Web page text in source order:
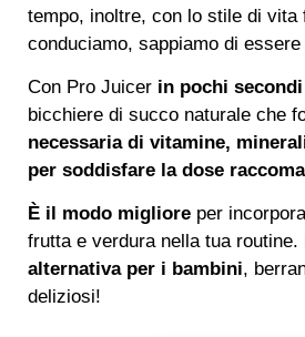
tempo, inoltre, con lo stile di vita
conduciamo, sappiamo di essere
Con Pro Juicer in pochi secondi
bicchiere di succo naturale che
necessaria di vitamine,
per soddisfare la dose
È il modo migliore per
frutta e verdura nella tua routine.
alternativa per i bambini,
deliziosi!